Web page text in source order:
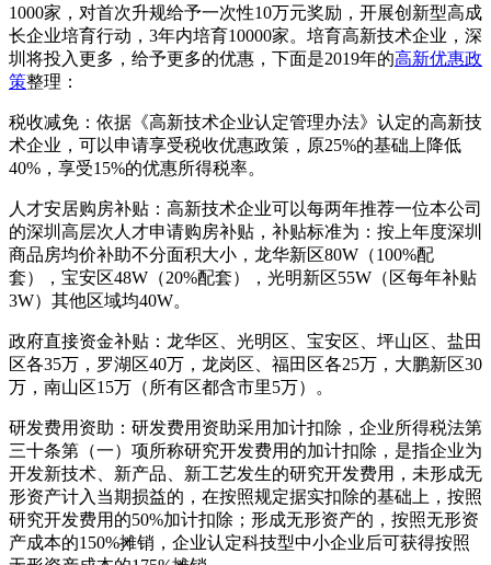
1000家，对首次升规给予一次性10万元奖励，开展创新型高成
长企业培育行动，3年内培育10000家。培育高新技术企业，深
圳将投入更多，给予更多的优惠，下面是2019年的高新优惠政
策整理：
税收减免：依据《高新技术企业认定管理办法》认定的高新技
术企业，可以申请享受税收优惠政策，原25%的基础上降低
40%，享受15%的优惠所得税率。
人才安居购房补贴：高新技术企业可以每两年推荐一位本公司
的深圳高层次人才申请购房补贴，补贴标准为：按上年度深圳
商品房均价补助不分面积大小，龙华新区80W（100%配
套），宝安区48W（20%配套），光明新区55W（区每年补贴
3W）其他区域均40W。
政府直接资金补贴：龙华区、光明区、宝安区、坪山区、盐田
区各35万，罗湖区40万，龙岗区、福田区各25万，大鹏新区30
万，南山区15万（所有区都含市里5万）。
研发费用资助：研发费用资助采用加计扣除，企业所得税法第
三十条第（一）项所称研究开发费用的加计扣除，是指企业为
开发新技术、新产品、新工艺发生的研究开发费用，未形成无
形资产计入当期损益的，在按照规定据实扣除的基础上，按照
研究开发费用的50%加计扣除；形成无形资产的，按照无形资
产成本的150%摊销，企业认定科技型中小企业后可获得按照